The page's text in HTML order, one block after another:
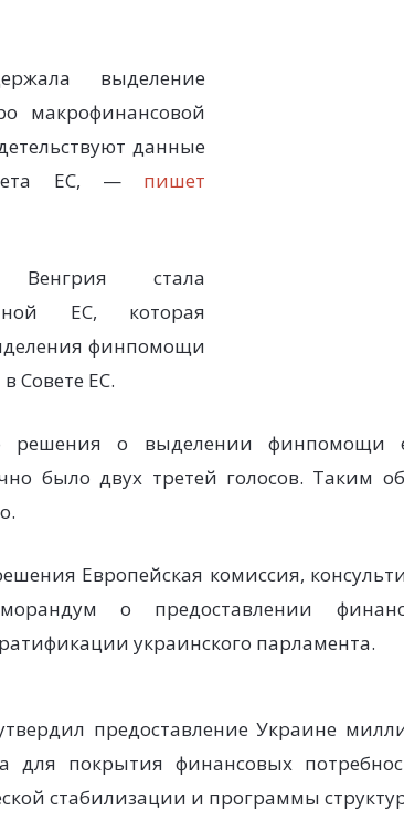
выделение
макрофинансовой
данные
ЕС, — пишет
стала
ЕС, которая
финпомощи
Совете ЕС.
решения о выделении финпомощи
было двух третей голосов. Таким
Европейская комиссия,
о предоставлении
украинского парламента.
предоставление Украине
для покрытия финансовых
стабилизации и программы